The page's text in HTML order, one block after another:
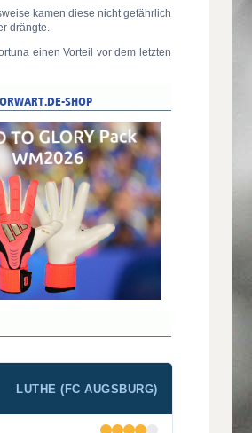
kamen diese nicht gefährlich
drängte.
einen Vorteil vor dem letzten
LUTHE (FC AUGSBURG)